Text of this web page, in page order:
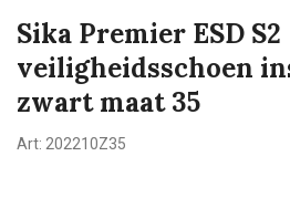
Sika Premier ESD S2
veiligheidsschoen
zwart maat 35
Art: 202210Z35